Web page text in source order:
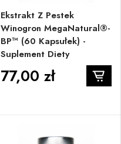
Ekstrakt Z Pestek
Winogron MegaNatural®-
BP™ (60 Kapsułek) -
Suplement Diety
77,00 zł